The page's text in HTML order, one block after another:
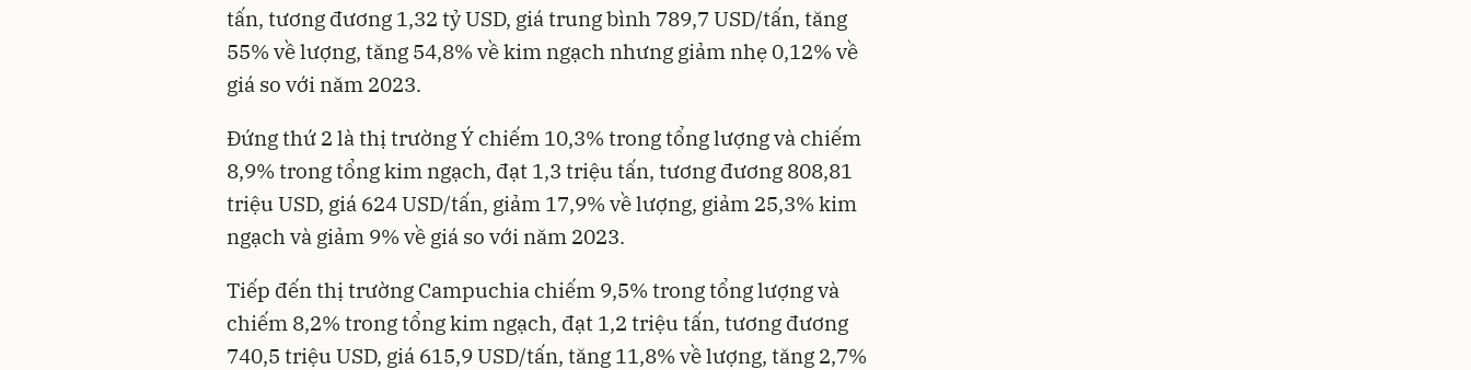
tấn, tương đương 1,32 tỷ USD, giá trung bình 789,7 USD/tấn, tăng
55% về lượng, tăng 54,8% về kim ngạch nhưng giảm nhẹ 0,12% về
giá so với năm 2023.
Đứng thứ 2 là thị trường Ý chiếm 10,3% trong tổng lượng và chiếm
8,9% trong tổng kim ngạch, đạt 1,3 triệu tấn, tương đương 808,81
triệu USD, giá 624 USD/tấn, giảm 17,9% về lượng, giảm 25,3% kim
ngạch và giảm 9% về giá so với năm 2023.
Tiếp đến thị trường Campuchia chiếm 9,5% trong tổng lượng và
chiếm 8,2% trong tổng kim ngạch, đạt 1,2 triệu tấn, tương đương
740,5 triệu USD, giá 615,9 USD/tấn, tăng 11,8% về lượng, tăng 2,7%